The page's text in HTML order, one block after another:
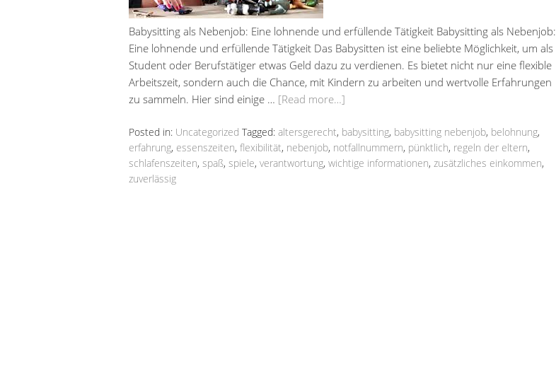
Babysitting als Nebenjob: Eine lohnende und erfüllende Tätigkeit Babysitting als Nebenjob:
Eine lohnende und erfüllende Tätigkeit Das Babysitten ist eine beliebte Möglichkeit, um als
Student oder Berufstätiger etwas Geld dazu zu verdienen. Es bietet nicht nur eine flexible
Arbeitszeit, sondern auch die Chance, mit Kindern zu arbeiten und wertvolle Erfahrungen
zu sammeln. Hier sind einige … [Read more…]
Posted in: Uncategorized Tagged: altersgerecht, babysitting, babysitting nebenjob, belohnung,
erfahrung, essenszeiten, flexibilität, nebenjob, notfallnummern, pünktlich, regeln der eltern,
schlafenszeiten, spaß, spiele, verantwortung, wichtige informationen, zusätzliches einkommen,
zuverlässig